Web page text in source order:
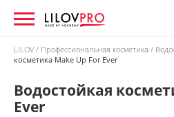
LILOV Профессиональная косметика
косметика Make Up For Ever
Водостойкая
Ever